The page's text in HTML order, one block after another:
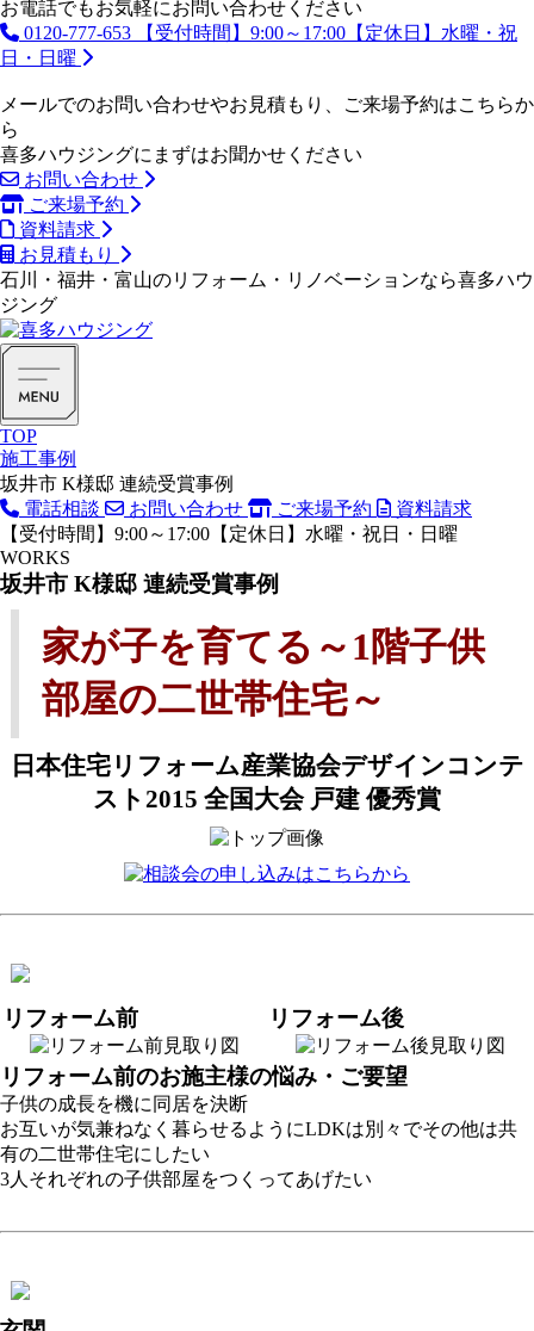
お電話でもお気軽にお問い合わせください
0120-777-653
【受付時間】9:00～17:00【定休日】水曜・祝
日・日曜
メールでのお問い合わせやお見積もり、ご来場予約はこちらか
ら
喜多ハウジングにまずはお聞かせください
お問い合わせ
ご来場予約
資料請求
お見積もり
石川・福井・富山のリフォーム・リノベーションなら喜多ハウ
ジング
TOP
施工事例
坂井市 K様邸 連続受賞事例
電話相談
お問い合わせ ご来場予約
資料請求
【受付時間】9:00～17:00【定休日】水曜・祝日・日曜
WORKS
坂井市 K様邸 連続受賞事例
家が子を育てる～1階子供
部屋の二世帯住宅～
日本住宅リフォーム産業協会デザインコンテ
スト2015 全国大会 戸建 優秀賞
リフォーム前 リフォーム後
リフォーム前のお施主様の悩み・ご要望
子供の成長を機に同居を決断
お互いが気兼ねなく暮らせるようにLDKは別々でその他は共
有の二世帯住宅にしたい
3人それぞれの子供部屋をつくってあげたい